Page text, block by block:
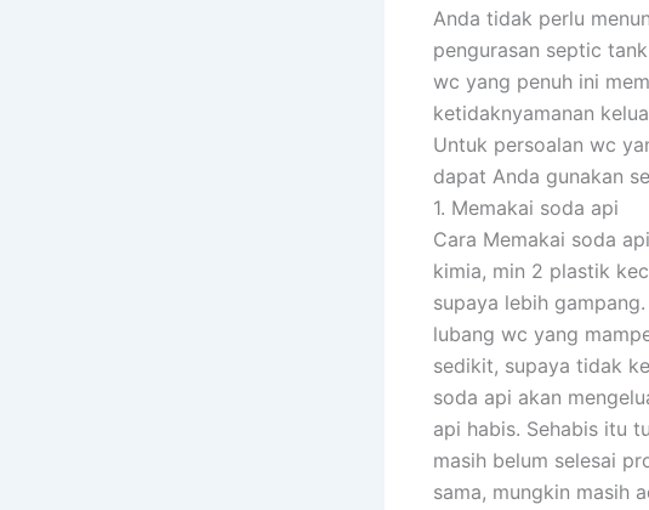
Anda tidak perlu
pengurasan septic
wc yang penuh ini
ketidaknyamanan
Untuk persoalan wc
dapat Anda gunakan
1. Memakai soda api
Cara Memakai soda
kimia, min 2 plastik
supaya lebih
lubang wc yang
sedikit, supaya tidak
soda api akan
api habis. Sehabis itu
masih belum selesai
sama, mungkin masih